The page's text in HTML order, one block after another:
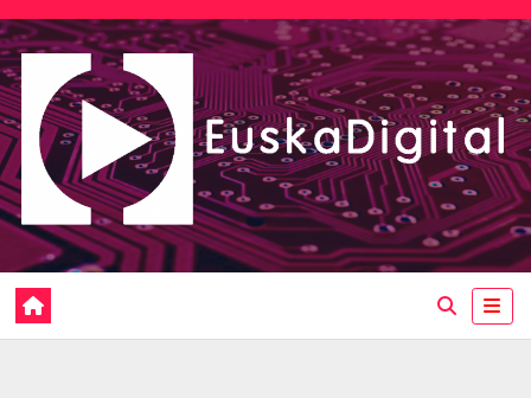
Saltar
al
contenido